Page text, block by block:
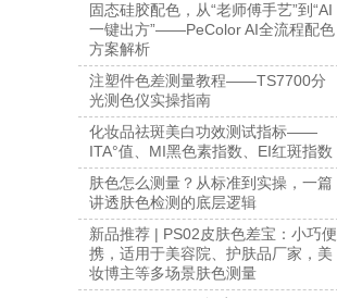
固态硅胶配色，从“老师傅手艺”到“AI
一键出方”——PeColor AI全流程配色
方案解析
注塑件色差测量教程——TS7700分
光测色仪实操指南
化妆品祛斑美白功效测试指标——
ITA°值、MI黑色素指数、EI红斑指数
肤色怎么测量？从标准到实操，一篇
讲透肤色检测的底层逻辑
新品推荐 | PS02皮肤色差宝：小巧便
携，适用于美容院、护肤品厂家，美
妆博主等多场景肤色测量